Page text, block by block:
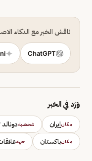
ناقش الخبر مع الذكاء
ChatGPT
وَرَد في الخبر
مكانإيران شخصية
مكانباكستان جهة